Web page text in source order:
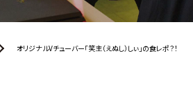
オリジナルVチューバー「笑主（えぬし）しぃ」の食レポ？！